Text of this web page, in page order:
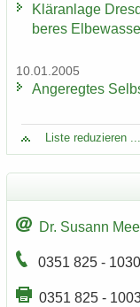
Klär­an­la­ge
be­res
10.01.2005
An­ge­reg­tes
Liste re­du­zie­ren ...
Dr. Su­sann
0351 825 - 1030
0351 825 -